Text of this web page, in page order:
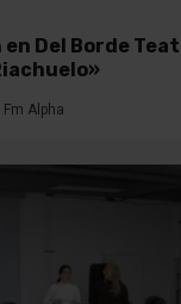
Del Borde
Fm Alpha